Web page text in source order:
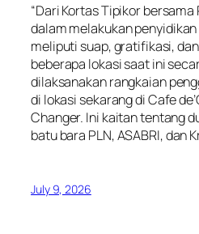
“Dari Kortas Tipikor
dalam melakukan
meliputi suap, gratifikasi,
beberapa lokasi saat ini
dilaksanakan rangkaian
di lokasi sekarang di Cafe
Changer. Ini kaitan tentang
batu bara PLN, ASABRI, dan
July 9, 2026